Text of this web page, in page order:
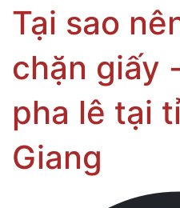
Tại sao
chặn giấy
pha lê tại
Giang